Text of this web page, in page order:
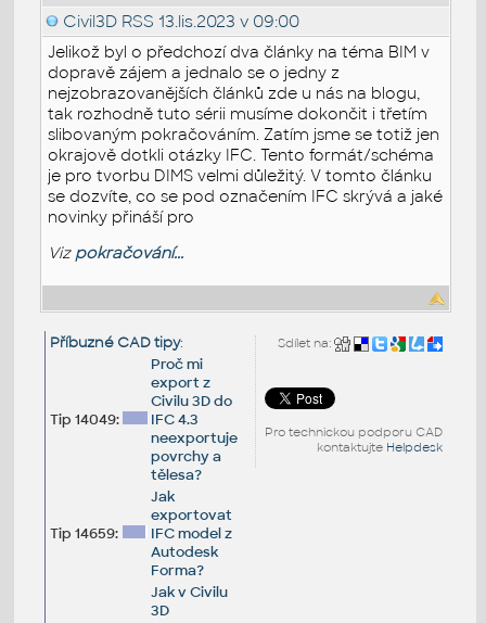
Civil3D RSS 13.lis.2023 v 09:00
Jelikož byl o předchozí dva články na téma BIM v
dopravě zájem a jednalo se o jedny z
nejzobrazovanějších článků zde u nás na blogu,
tak rozhodně tuto sérii musíme dokončit i třetím
slibovaným pokračováním. Zatím jsme se totiž jen
okrajově dotkli otázky IFC. Tento formát/schéma
je pro tvorbu DIMS velmi důležitý. V tomto článku
se dozvíte, co se pod označením IFC skrývá a jaké
novinky přináší pro
Viz pokračování...
Sdílet na:
Pro technickou podporu CAD
kontaktujte Helpdesk
Příbuzné CAD tipy:
Tip 14049:
Proč mi
export z
Civilu 3D do
IFC 4.3
neexportuje
povrchy a
tělesa?
Tip 14659:
Jak
exportovat
IFC model z
Autodesk
Forma?
Jak v Civilu
3D